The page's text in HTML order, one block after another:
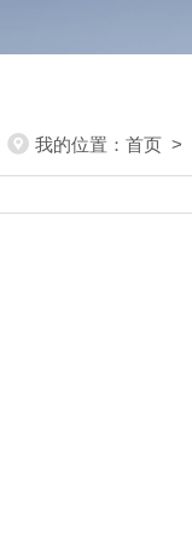
我的位置： 首页 >